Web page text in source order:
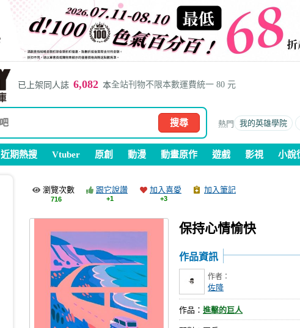
已上架同人誌 6,082 本全站刊物不限本數運費統一 80 元
搜尋 我的英雄學院
近期熱搜 Vtuber 原創 動漫 動畫原作 遊戲 影視 小說
瀏覽次數
716
跟它說讚
+1
加入喜愛
+3
加入筆記
保持心情愉快
作品資訊
作者：
佐降
作品： 進擊的巨人